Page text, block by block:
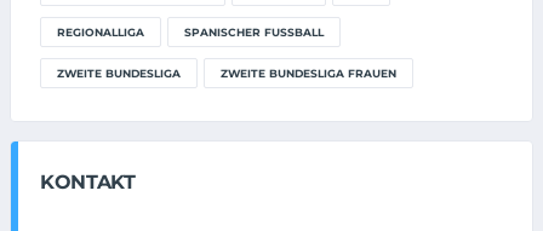
REGIONALLIGA SPANISCHER FUSSBALL
ZWEITE BUNDESLIGA ZWEITE BUNDESLIGA FRAUEN
KONTAKT